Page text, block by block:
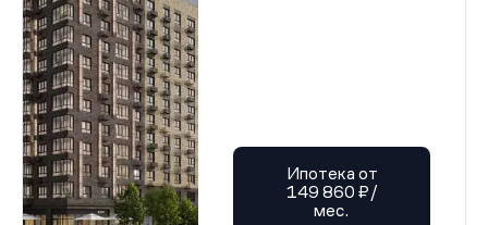
Ипотека от
149 860 ₽/
мес.